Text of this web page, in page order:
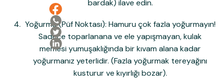
bardak) ilave edin.
Yoğurma (Püf Noktası): Hamuru çok fazla yoğurmayın!
Sadece toparlanana ve ele yapışmayan, kulak
memesi yumuşaklığında bir kıvam alana kadar
yoğurmanız yeterlidir. (Fazla yoğurmak tereyağını
kusturur ve kıyırlığı bozar).